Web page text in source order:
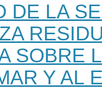
DE LA
SOBRE
Y AL